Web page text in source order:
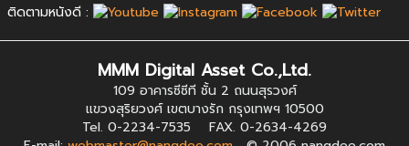
ติดตามหนังดี :
MMM Digital Asset Co.,Ltd.
109 อาคารซีซีที ชั้น 2 ถนนสุรวงศ์
แขวงสุริยวงศ์ เขตบางรัก กรุงเทพฯ 10500
Tel. 0-2234-7535 FAX. 0-2634-4269